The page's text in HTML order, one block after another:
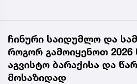
ჩინური საიდუმლო და
როგორ გამოიყენოთ 2026
აგვისტო ბარაქისა და
მოსაზიდად